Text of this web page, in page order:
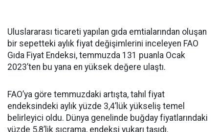
Uluslararası ticareti yapılan gıda emtialarından oluşan
bir sepetteki aylık fiyat değişimlerini inceleyen FAO
Gıda Fiyat Endeksi, temmuzda 131 puanla Ocak
2023’ten bu yana en yüksek değere ulaştı.
FAO’ya göre temmuzdaki artışta, tahıl fiyat
endeksindeki aylık yüzde 3,4’lük yükseliş temel
belirleyici oldu. Dünya genelinde buğday fiyatlarındaki
yüzde 5,8’lik sıçrama, endeksi yukarı taşıdı.